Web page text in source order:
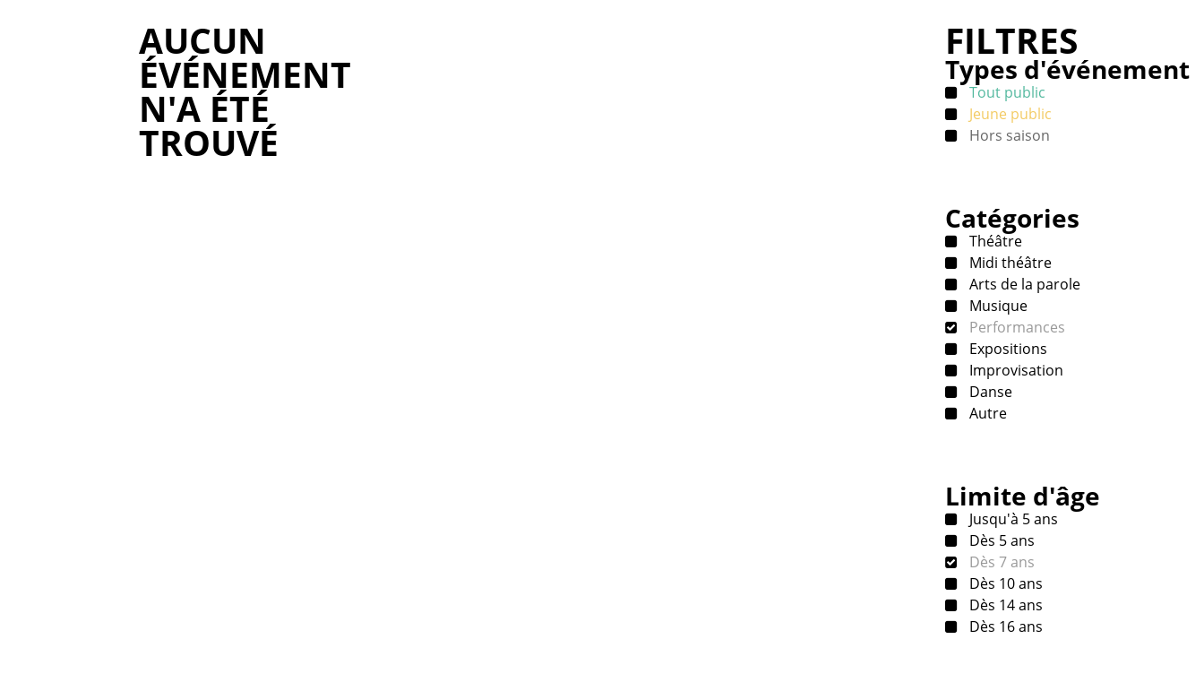
AUCUN
ÉVÉNEMENT
N'A ÉTÉ
TROUVÉ
FILTRES
Types d'événement
Tout public
Jeune public
Hors saison
Catégories
Théâtre
Midi théâtre
Arts de la parole
Musique
Performances
Expositions
Improvisation
Danse
Autre
Limite d'âge
Jusqu'à 5 ans
Dès 5 ans
Dès 7 ans
Dès 10 ans
Dès 14 ans
Dès 16 ans